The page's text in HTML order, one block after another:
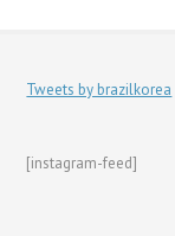
Tweets by brazilkorea
[instagram-feed]